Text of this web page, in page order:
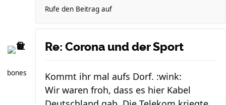
Rufe den Beitrag auf
bones
Re: Corona und der Sport
Kommt ihr mal aufs Dorf. :wink:
Wir waren froh, dass es hier Kabel